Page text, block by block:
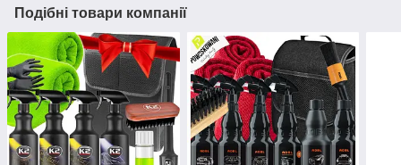
Подібні товари компанії